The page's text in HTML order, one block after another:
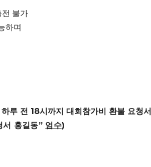
불가
하며
루 전 18시까지 대회참가비 환불 요청서
서 홍길동” 엄수)